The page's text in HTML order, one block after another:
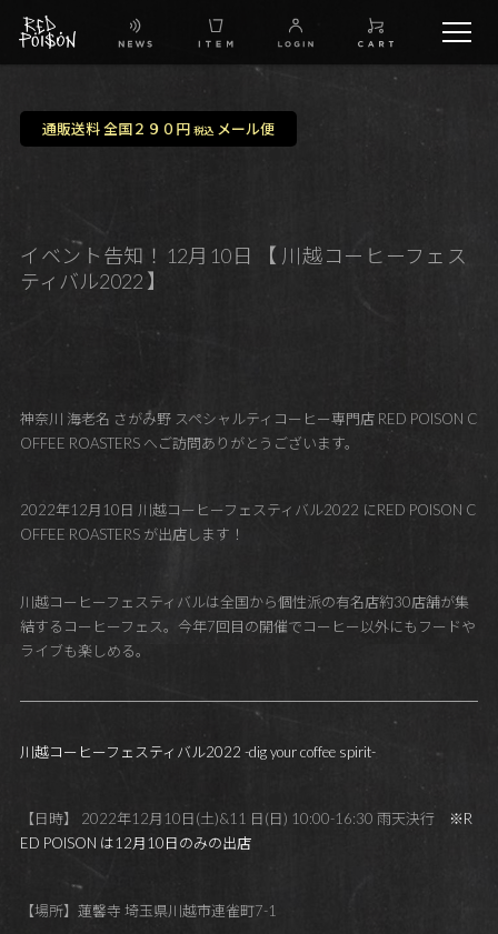
FB
通販送料 全国２９０円 税込メール便
イベント告知！12月10日 【 川越コーヒーフェス
ティバル2022 】
神奈川 海老名 さがみ野 スペシャルティコーヒー専門店 RED POISON C
OFFEE ROASTERS へご訪問ありがとうございます。
2022年12月10日 川越コーヒーフェスティバル2022 にRED POISON C
OFFEE ROASTERS が出店します！
川越コーヒーフェスティバルは全国から個性派の有名店約30店舗が集
結するコーヒーフェス。今年7回目の開催でコーヒー以外にもフードや
ライブも楽しめる。
川越コーヒーフェスティバル2022 -dig your coffee spirit-
【日時】 2022年12月10日(土)&11 日(日) 10:00-16:30 雨天決行
※R
ED POISON は12月10日のみの出店
【場所】蓮馨寺 埼玉県川越市連雀町7-1